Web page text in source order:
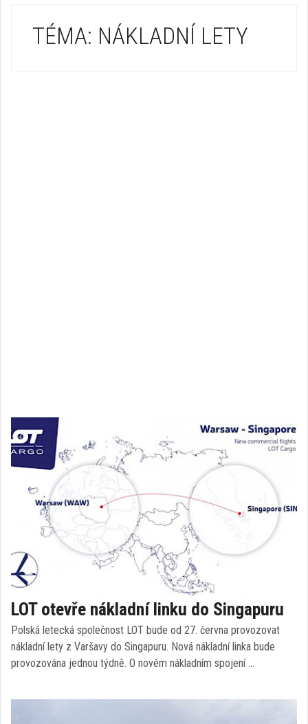
TÉMA: NÁKLADNÍ LETY
LOT otevře nákladní linku do Singapuru
Polská letecká společnost LOT bude od 27. června provozovat
nákladní lety z Varšavy do Singapuru. Nová nákladní linka bude
provozována jednou týdně. O novém nákladním spojení …